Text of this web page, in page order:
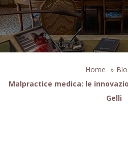
Home »
Malpractice medica: le
Gelli